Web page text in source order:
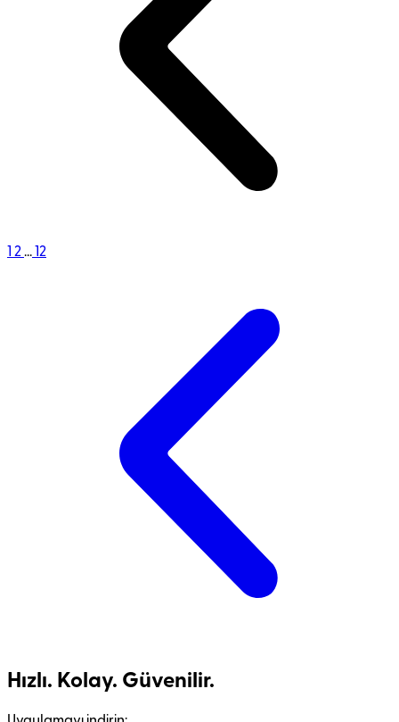
1 2... 12
Hızlı. Kolay. Güvenilir.